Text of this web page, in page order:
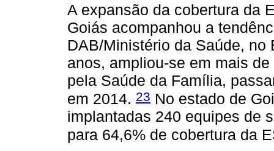
A expansão da cobertura da
Goiás acompanhou a
DAB/Ministério da Saúde,
anos, ampliou-se em mais
pela Saúde da Família,
em 2014. 23 No estado de
implantadas 240 equipes de
para 64,6% de cobertura da